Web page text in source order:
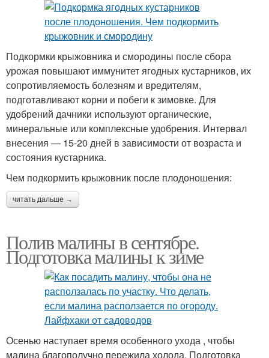
Подкормки крыжовника и смородины после сбора
урожая повышают иммунитет ягодных кустарников, их
сопротивляемость болезням и вредителям,
подготавливают корни и побеги к зимовке. Для
удобрений дачники используют органические,
минеральные или комплексные удобрения. Интервал
внесения — 15-20 дней в зависимости от возраста и
состояния кустарника.
Чем подкормить крыжовник после плодоношения:
читать дальше →
Полив малины в сентябре.
Подготовка малины к зиме
Осенью наступает время особенного ухода , чтобы
малина благополучно пережила холода. Подготовка